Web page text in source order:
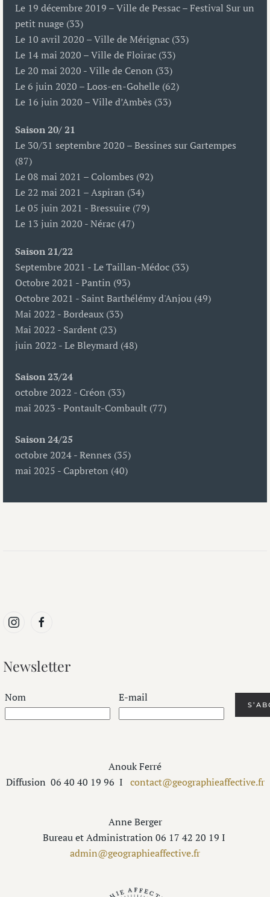
Le 19 décembre 2019 – Ville de Pessac – Festival Sur un
petit nuage (33)
Le 10 avril 2020 – Ville de Mérignac (33)
Le 14 mai 2020 – Ville de Floirac (33)
Le 20 mai 2020 - Ville de Cenon (33)
Le 6 juin 2020 – Loos-en-Gohelle (62)
Le 16 juin 2020 – Ville d’Ambès (33)
Saison 20/ 21
Le 30/31 septembre 2020 – Bessines sur Gartempes
(87)
Le 08 mai 2021 – Colombes (92)
Le 22 mai 2021 – Aspiran (34)
Le 05 juin 2021 - Bressuire (79)
Le 13 juin 2020 - Nérac (47)
Saison 21/22
Septembre 2021 - Le Taillan-Médoc (33)
Octobre 2021 - Pantin (93)
Octobre 2021 - Saint Barthélémy d'Anjou (49)
Mai 2022 - Bordeaux (33)
Mai 2022 - Sardent (23)
juin 2022 - Le Bleymard (48)
Saison 23/24
octobre 2022 - Créon (33)
mai 2023 - Pontault-Combault (77)
Saison 24/25
octobre 2024 - Rennes (35)
mai 2025 - Capbreton (40)
Newsletter
Nom E-mail
Anouk Ferré
Diffusion 06 40 40 19 96 I contact@geographieaffective.fr
Anne Berger
Bureau et Administration 06 17 42 20 19 I
admin@geographieaffective.fr